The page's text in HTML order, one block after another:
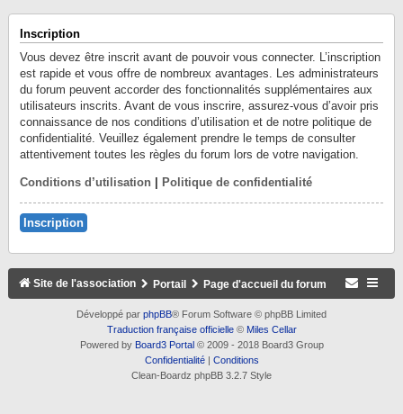
Inscription
Vous devez être inscrit avant de pouvoir vous connecter. L’inscription
est rapide et vous offre de nombreux avantages. Les administrateurs
du forum peuvent accorder des fonctionnalités supplémentaires aux
utilisateurs inscrits. Avant de vous inscrire, assurez-vous d’avoir pris
connaissance de nos conditions d’utilisation et de notre politique de
confidentialité. Veuillez également prendre le temps de consulter
attentivement toutes les règles du forum lors de votre navigation.
Conditions d’utilisation Politique de confidentialité
Inscription
Site de l'association Portail Page d'accueil du forum
Développé par phpBB® Forum Software © phpBB Limited
Traduction française officielle© Miles Cellar
Powered by Board3 Portal© 2009 - 2018 Board3 Group
Confidentialité| Conditions
Clean-Boardz phpBB 3.2.7 Style